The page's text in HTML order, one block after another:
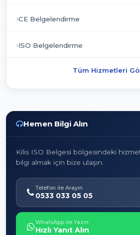
CE Belgelendirme
ISO Belgelendirme
Tüm Hizmetleri
Hemen Bilgi Alın
Kilis ISO Belgesi bölgesindeki
bilgi almak için bize ulaşın.
Telefon ile Arayın
0533 033 05 05
WhatsApp ile Yazın
Hızlı Yanıt Alın